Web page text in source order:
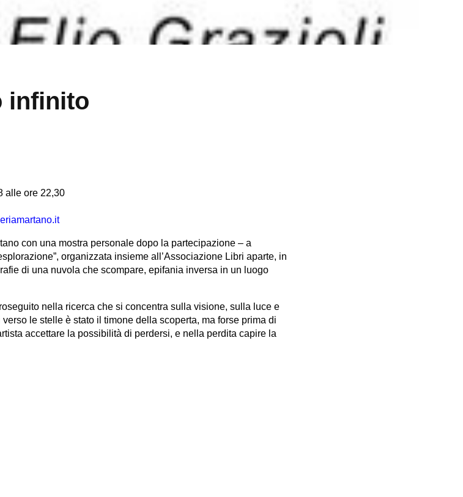
infinito
alle ore 22,30
con una mostra personale dopo la partecipazione – a
organizzata insieme all’Associazione Libri aparte, in
di una nuvola che scompare, epifania inversa in un luogo
nella ricerca che si concentra sulla visione, sulla luce e
le stelle è stato il timone della scoperta, ma forse prima di
accettare la possibilità di perdersi, e nella perdita capire la